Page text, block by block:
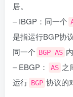
居。
– IBGP：同一个
是指运行BGP协
同一个 BGP AS
– EBGP：
AS 之
运行 BGP 协议的